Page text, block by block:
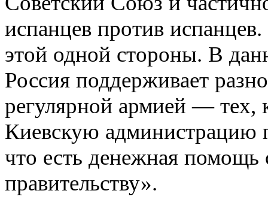
испанцев против
этой одной стороны. В
Россия поддерживает
регулярной армией — тех,
Киевскую администрацию
что есть денежная
правительству».